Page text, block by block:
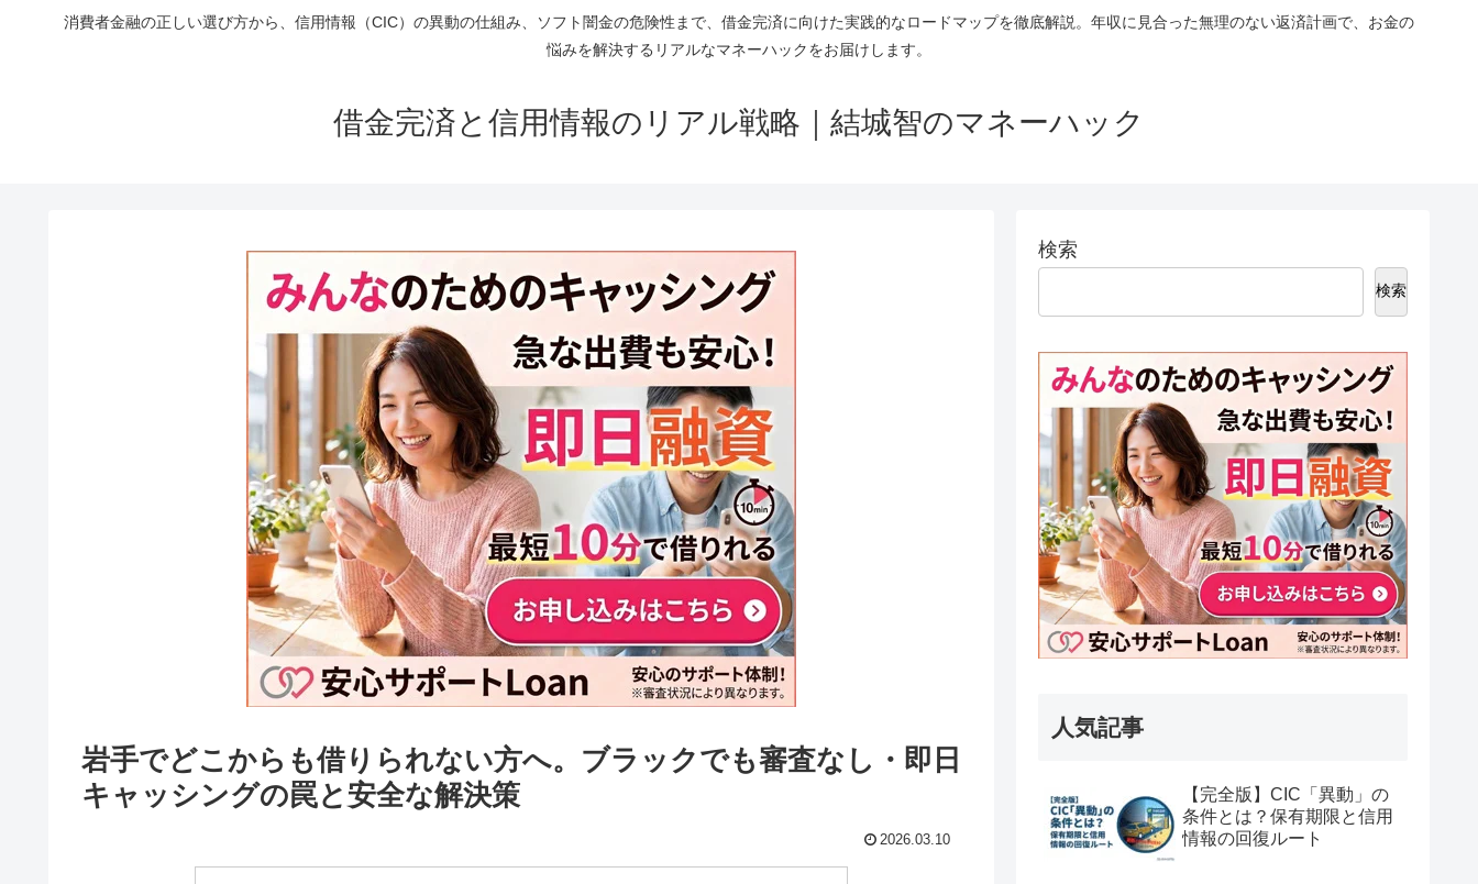
消費者金融の正しい選び方から、信用情報（CIC）の異動の仕組み、ソフト闇金の危険性まで、借金完済に向けた実践的なロードマップを徹底解説。年収に見合った無理のない返済計画で、お金の
悩みを解決するリアルなマネーハックをお届けします。
借金完済と信用情報のリアル戦略｜結城智のマネーハック
岩手でどこからも借りられない方へ。ブラックでも審査なし・即日
キャッシングの罠と安全な解決策
2026.03.10
検索
検索
人気記事
【完全版】CIC「異動」の
条件とは？保有期限と信用
情報の回復ルート